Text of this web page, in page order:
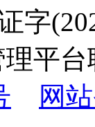
字
平
网